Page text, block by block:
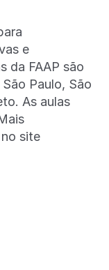
e
da FAAP são
Paulo, São
As aulas
site